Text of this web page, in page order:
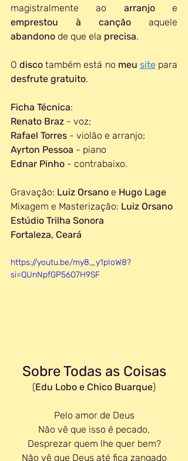
magistralmente ao arranjo
emprestou à canção
abandono de que ela precisa.
O disco também está no meu site
desfrute gratuito.
Ficha Técnica:
Renato Braz - voz;
Rafael Torres - violão e arranjo;
Ayrton Pessoa - piano
Ednar Pinho - contrabaixo.
Gravação: Luiz Orsano e Hugo Lage
Mixagem e Masterização: Luiz Orsano
Estúdio Trilha Sonora
Fortaleza, Ceará
https://youtu.be/my8_y1pIoW8?
si=QUnNpfGP56O7H9SF
Sobre Todas as Coisas
(Edu Lobo e Chico Buarque)
Pelo amor de Deus
Não vê que isso é pecado,
Desprezar quem lhe quer bem?
Não vê que Deus até fica zangado